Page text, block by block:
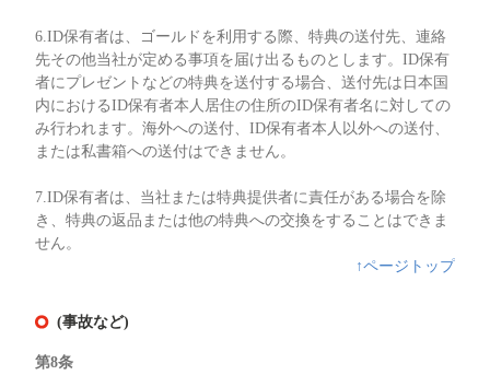
6.ID保有者は、ゴールドを利用する際、特典の送付先、連絡
先その他当社が定める事項を届け出るものとします。ID保有
者にプレゼントなどの特典を送付する場合、送付先は日本国
内におけるID保有者本人居住の住所のID保有者名に対しての
み行われます。海外への送付、ID保有者本人以外への送付、
または私書箱への送付はできません。
7.ID保有者は、当社または特典提供者に責任がある場合を除
き、特典の返品または他の特典への交換をすることはできま
せん。
↑ページトップ
(事故など)
第8条